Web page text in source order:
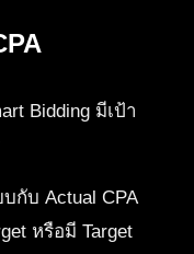
Bidding มีเป้า
กับ Actual CPA
หรือมี Target